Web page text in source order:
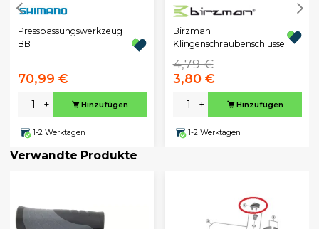
Presspassungswerkzeug
BB
70,99 €
- + Hinzufügen
1-2 Werktagen
Birzman
Klingenschraubenschlüssel
4,79 €
3,80 €
- + Hinzufügen
1-2 Werktagen
Verwandte Produkte